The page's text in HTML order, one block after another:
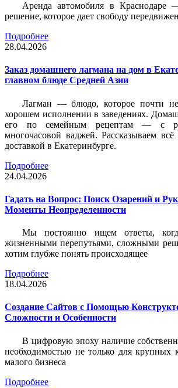
Аренда автомобиля в Краснодаре
решение, которое дает свободу
Подробнее
28.04.2026
Заказ домашнего лагмана на дом в
главном блюде Средней Азии
Лагман — блюдо, которое почти
хорошем исполнении в заведениях.
его по семейным рецептам — с
многочасовой ваджей. Рассказываем всё
доставкой в Екатеринбурге.
Подробнее
24.04.2026
Гадать на Вопрос: Поиск Озарений и
Моменты Неопределенности
Мы постоянно ищем ответы,
жизненными перепутьями, сложными
хотим глубже понять происходящее
Подробнее
18.04.2026
Создание Сайтов с Помощью
Сложности и Особенности
В цифровую эпоху наличие
необходимостью не только для крупных
малого бизнеса
Подробнее